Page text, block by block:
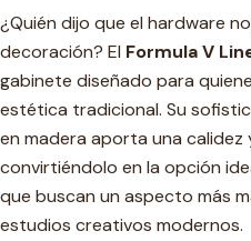
¿Quién dijo que el hardware
decoración? El Formula V
gabinete diseñado para
estética tradicional. Su
en madera aporta una calidez
convirtiéndolo en la opción
que buscan un aspecto más
estudios creativos modernos.